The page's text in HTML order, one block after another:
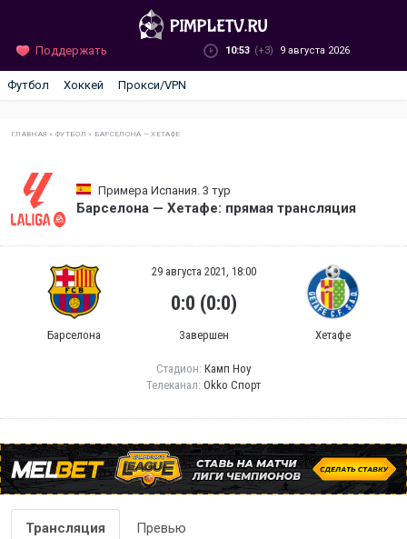
Поддержать 10:53 (+3) 9 августа 2026
Футбол Хоккей Прокси/VPN
ГЛАВНАЯ »ФУТБОЛ » БАРСЕЛОНА — ХЕТАФЕ
Примера Испания. 3 тур
Барселона — Хетафе: прямая трансляция
Барселона
29 августа 2021, 18:00
0:0 (0:0)
Завершен Хетафе
Стадион: Камп Ноу
Телеканал: Okko Спорт
Трансляция Превью